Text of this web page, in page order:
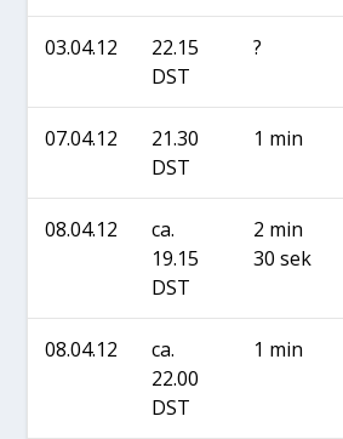
03.04.12
22.15
DST
?
07.04.12
21.30
DST
1 min
08.04.12
ca.
19.15
DST
2 min
30 sek
08.04.12
ca.
22.00
DST
1 min